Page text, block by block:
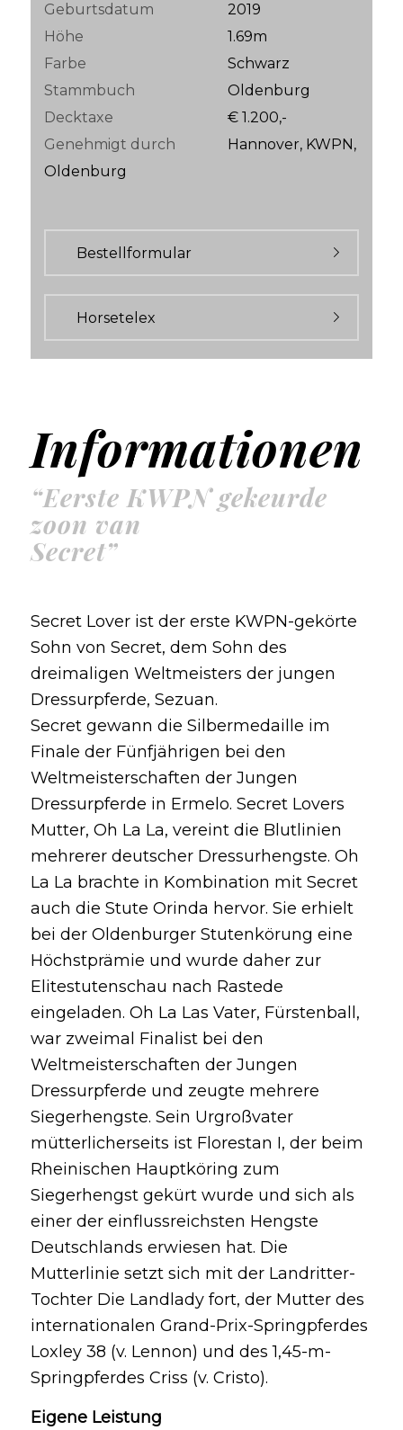
Geburtsdatum
2019
Höhe
1.69m
Farbe
Schwarz
Stammbuch
Oldenburg
Decktaxe
€ 1.200,-
Genehmigt durch
Hannover, KWPN,
Oldenburg
Bestellformular
Horsetelex
Informationen
“Eerste KWPN gekeurde
zoon van
Secret”
Secret Lover ist der erste KWPN-gekörte
Sohn von Secret, dem Sohn des
dreimaligen Weltmeisters der jungen
Dressurpferde, Sezuan.
Secret gewann die Silbermedaille im
Finale der Fünfjährigen bei den
Weltmeisterschaften der Jungen
Dressurpferde in Ermelo. Secret Lovers
Mutter, Oh La La, vereint die Blutlinien
mehrerer deutscher Dressurhengste. Oh
La La brachte in Kombination mit Secret
auch die Stute Orinda hervor. Sie erhielt
bei der Oldenburger Stutenkörung eine
Höchstprämie und wurde daher zur
Elitestutenschau nach Rastede
eingeladen. Oh La Las Vater, Fürstenball,
war zweimal Finalist bei den
Weltmeisterschaften der Jungen
Dressurpferde und zeugte mehrere
Siegerhengste. Sein Urgroßvater
mütterlicherseits ist Florestan I, der beim
Rheinischen Hauptköring zum
Siegerhengst gekürt wurde und sich als
einer der einflussreichsten Hengste
Deutschlands erwiesen hat. Die
Mutterlinie setzt sich mit der Landritter-
Tochter Die Landlady fort, der Mutter des
internationalen Grand-Prix-Springpferdes
Loxley 38 (v. Lennon) und des 1,45-m-
Springpferdes Criss (v. Cristo).
Eigene Leistung